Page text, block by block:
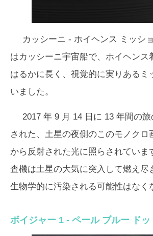
カッシーニ - ホイヘンス ミッシ
はカッシーニ宇宙船で、ホイヘンス
はるかに長く、視覚的に実りあるミ
いました。
2017 年 9 月 14 日に 13 年間の
された、土星の夜側のこのモノクロ
から反射された光に照らされていま
査機は土星の大気に突入して燃え尽
生物学的に汚染される可能性はなく
ボイジャー 1 - ペール ブルー ドッ